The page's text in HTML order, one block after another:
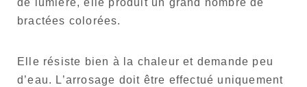
de lumière, elle produit un grand nombre de
bractées colorées.
Elle résiste bien à la chaleur et demande peu
d’eau. L’arrosage doit être effectué uniquement